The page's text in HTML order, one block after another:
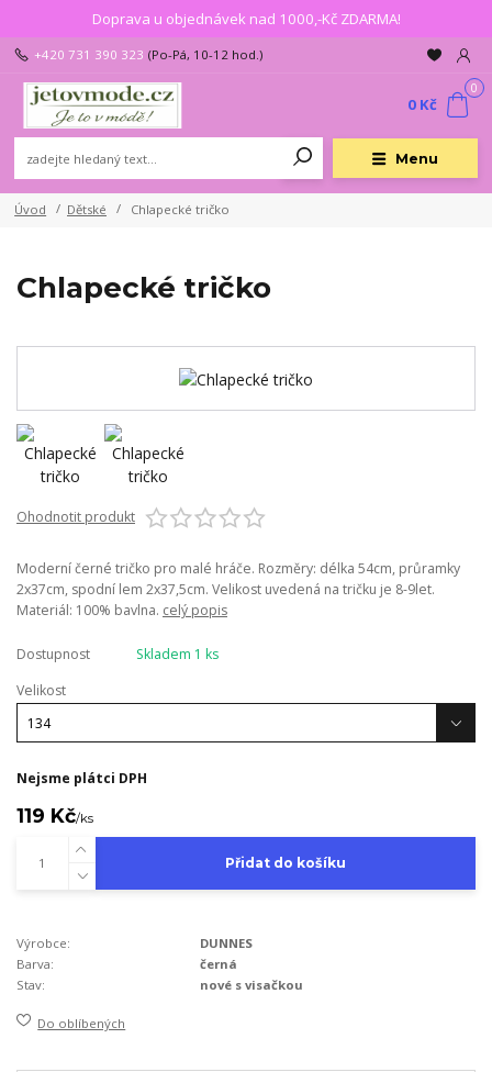
Doprava u objednávek nad 1000,-Kč ZDARMA!
Menu
+420 731 390 323 (Po-Pá, 10-12 hod.)
0
0 Kč
Úvod Dětské Chlapecké tričko
Chlapecké tričko
Ohodnotit produkt
Moderní černé tričko pro malé hráče. Rozměry: délka 54cm, průramky
2x37cm, spodní lem 2x37,5cm. Velikost uvedená na tričku je 8-9let.
Materiál: 100% bavlna. celý popis
Dostupnost
Skladem 1 ks
Velikost
Nejsme plátci DPH
119 Kč/ks
Přidat do košíku
Výrobce:
DUNNES
Barva:
černá
Stav:
nové s visačkou
Do oblíbených